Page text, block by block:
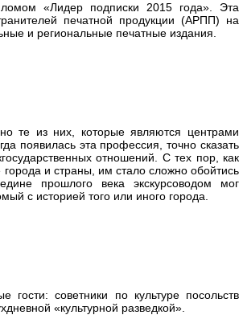
«Лидер подписки 2015 года». Эта
печатной продукции (АРПП) на
и региональные печатные издания.
те из них, которые являются центрами
появилась эта профессия, точно сказать
отношений. С тех пор, как
и страны, им стало сложно обойтись
прошлого века экскурсоводом мог
с историей того или иного города.
советники по культуре посольств
«культурной разведкой».